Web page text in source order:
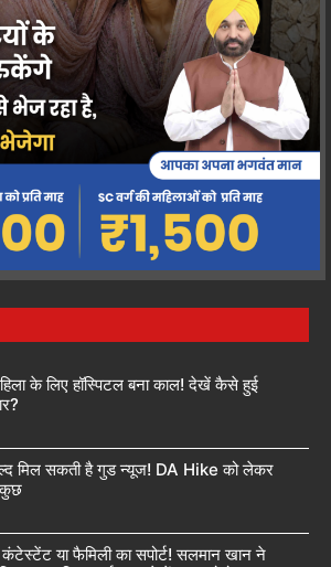
के लिए हॉस्पिटल बना काल! देखें कैसे हुई
मिल सकती है गुड न्यूज! DA Hike को लेकर
या फैमिली का सपोर्ट! सलमान खान ने